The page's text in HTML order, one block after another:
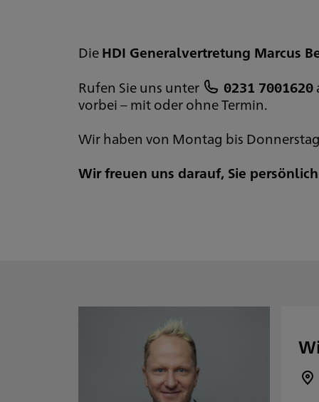
DieHDI Generalvertretung Marcus
Rufen Sie uns unter
0231 7001620
vorbei – mit oder ohne Termin.
Wir haben von Montag bis
Wir freuen uns darauf, Sie